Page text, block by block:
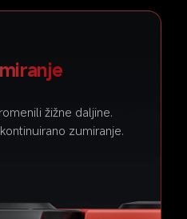
žižne daljine.
zumiranje.